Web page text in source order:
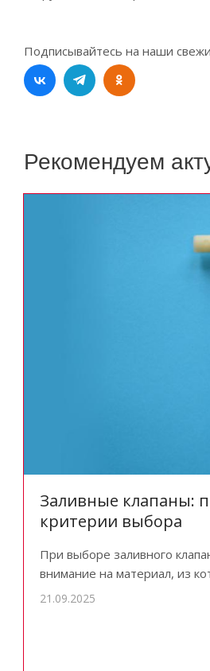
Подписывайтесь на наши
Рекомендуем
Заливные клапаны:
критерии выбора
При выборе заливного
внимание на материал, из
21.09.2025